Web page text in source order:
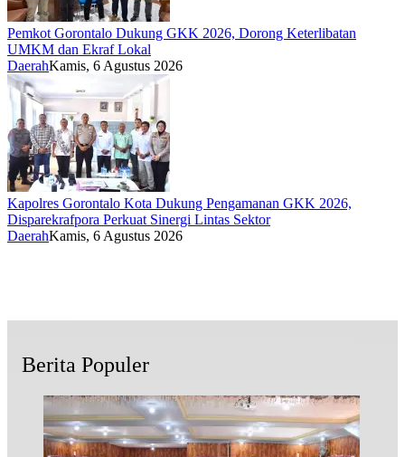
Pemkot Gorontalo Dukung GKK 2026, Dorong Keterlibatan
UMKM dan Ekraf Lokal
DaerahKamis, 6 Agustus 2026
Kapolres Gorontalo Kota Dukung Pengamanan GKK 2026,
Disparekrafpora Perkuat Sinergi Lintas Sektor
DaerahKamis, 6 Agustus 2026
Berita Populer